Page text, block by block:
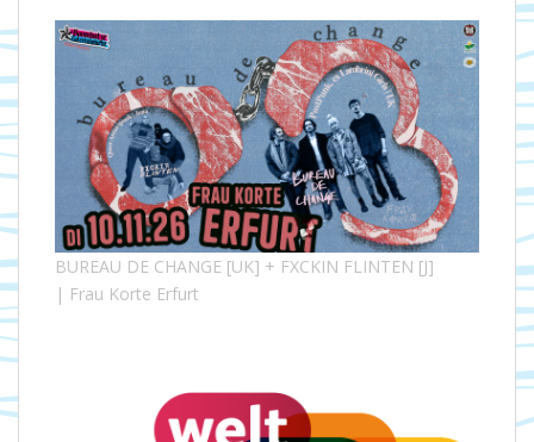
BUREAU DE CHANGE [UK] + FXCKIN FLINTEN [J]
| Frau Korte Erfurt